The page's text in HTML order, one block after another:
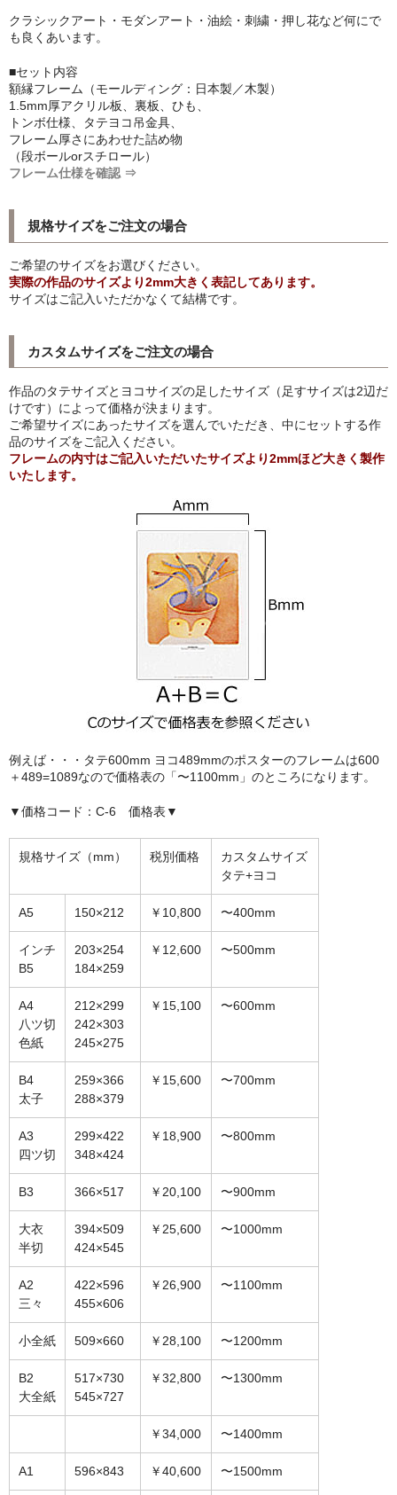
アートポスター一覧
Instagram紹介商品
エンゾ・マーリ【Enzo Mari】
ダネーゼ【DANESE MILANO】
アンディ・ウォーホル
Folon
olivetti
額装品
額装品一覧
アンリ・マティス額装
カッズミイダ×手塚治虫額装
フランス製モノクロフォト額装
よくあるご質問
FAX専用ご注文用紙
お問い合わせフォーム
メンバー
カート
ショップ
For overseas customers
会社案内
サイトマップ
オーダーメイド額装
額装のご相談・注文方法
額装参考作品
ショップ
クラシックアート・モダンアート・油絵・刺繍・押し花など何にで
も良くあいます。
■セット内容
額縁フレーム（モールディング：日本製／木製）
1.5mm厚アクリル板、裏板、ひも、
トンボ仕様、タテヨコ吊金具、
フレーム厚さにあわせた詰め物
（段ボールorスチロール）
フレーム仕様を確認 ⇒
規格サイズをご注文の場合
ご希望のサイズをお選びください。
実際の作品のサイズより2mm大きく表記してあります。
サイズはご記入いただかなくて結構です。
カスタムサイズをご注文の場合
作品のタテサイズとヨコサイズの足したサイズ（足すサイズは2辺だ
けです）によって価格が決まります。
ご希望サイズにあったサイズを選んでいただき、中にセットする作
品のサイズをご記入ください。
フレームの内寸はご記入いただいたサイズより2mmほど大きく製作
いたします。
例えば・・・タテ600mm ヨコ489mmのポスターのフレームは600
＋489=1089なので価格表の「〜1100mm」のところになります。
▼価格コード：C-6 価格表▼
規格サイズ（mm） 税別価格
カスタムサイズ
タテ+ヨコ
A5 150×212 ￥10,800 〜400mm
インチ
B5
203×254
184×259
￥12,600 〜500mm
A4
八ツ切
色紙
212×299
242×303
245×275
￥15,100 〜600mm
B4
太子
259×366
288×379
￥15,600 〜700mm
A3
四ツ切
299×422
348×424
￥18,900 〜800mm
B3 366×517 ￥20,100 〜900mm
大衣
半切
394×509
424×545
￥25,600 〜1000mm
A2
三々
422×596
455×606
￥26,900 〜1100mm
小全紙 509×660 ￥28,100 〜1200mm
B2
大全紙
517×730
545×727
￥32,800 〜1300mm
￥34,000 〜1400mm
A1 596×843 ￥40,600 〜1500mm